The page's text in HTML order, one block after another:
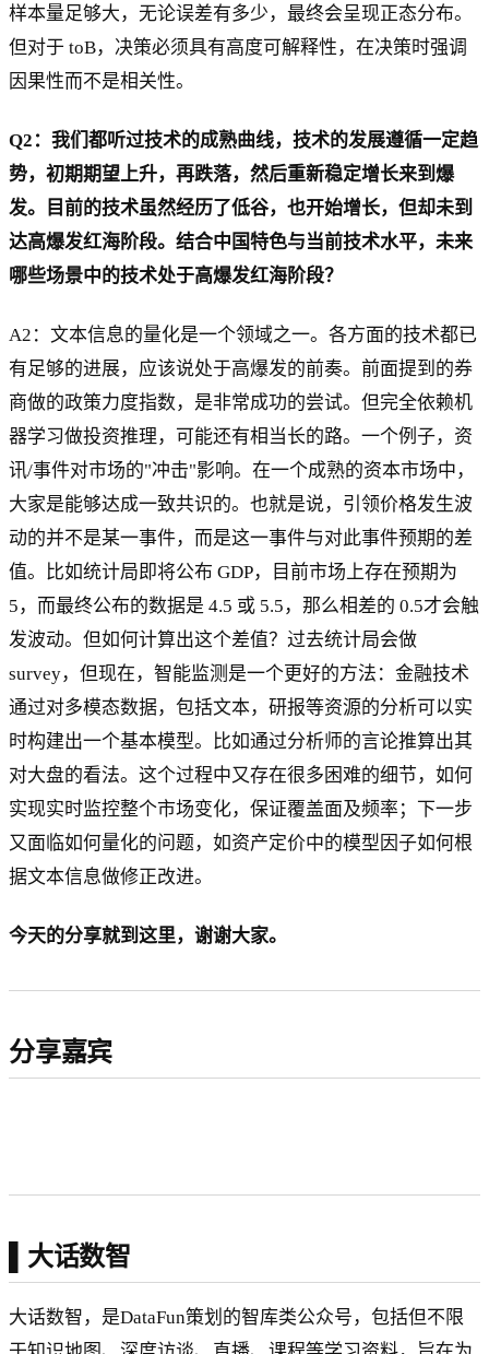
样本量足够大，无论误差有多少，最终会呈现正态分布。
但对于 toB，决策必须具有高度可解释性，在决策时强调
因果性而不是相关性。
Q2：我们都听过技术的成熟曲线，技术的发展遵循一定趋
势，初期期望上升，再跌落，然后重新稳定增长来到爆
发。目前的技术虽然经历了低谷，也开始增长，但却未到
达高爆发红海阶段。结合中国特色与当前技术水平，未来
哪些场景中的技术处于高爆发红海阶段？
A2：文本信息的量化是一个领域之一。各方面的技术都已
有足够的进展，应该说处于高爆发的前奏。前面提到的券
商做的政策力度指数，是非常成功的尝试。但完全依赖机
器学习做投资推理，可能还有相当长的路。一个例子，资
讯/事件对市场的"冲击"影响。在一个成熟的资本市场中，
大家是能够达成一致共识的。也就是说，引领价格发生波
动的并不是某一事件，而是这一事件与对此事件预期的差
值。比如统计局即将公布 GDP，目前市场上存在预期为
5，而最终公布的数据是 4.5 或 5.5，那么相差的 0.5才会触
发波动。但如何计算出这个差值？过去统计局会做
survey，但现在，智能监测是一个更好的方法：金融技术
通过对多模态数据，包括文本，研报等资源的分析可以实
时构建出一个基本模型。比如通过分析师的言论推算出其
对大盘的看法。这个过程中又存在很多困难的细节，如何
实现实时监控整个市场变化，保证覆盖面及频率；下一步
又面临如何量化的问题，如资产定价中的模型因子如何根
据文本信息做修正改进。
今天的分享就到这里，谢谢大家。
分享嘉宾
▌大话数智
大话数智，是DataFun策划的智库类公众号，包括但不限